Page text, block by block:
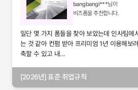
bangbangi***님이
비즈폼을 추천합니다.
일단 몇 가지 폼들을 찾아 보았는데 인사팀에
는 것 같아 컨펌 받아 프리미엄 1년 이용해보
축할 수 있고 내...
[2026년] 표준 취업규칙